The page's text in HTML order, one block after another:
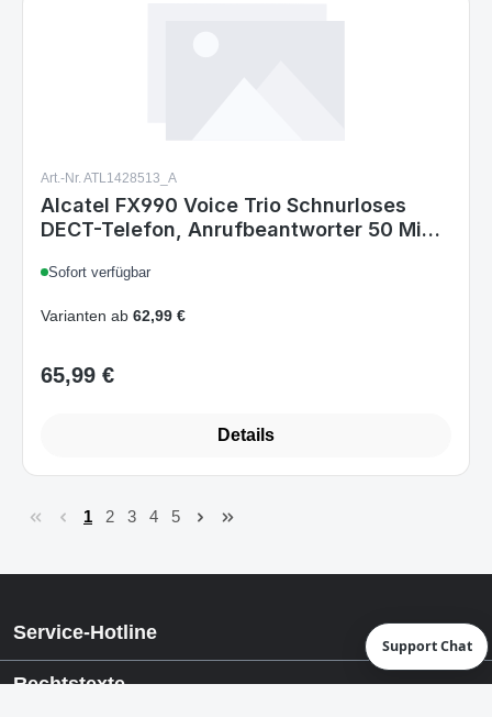
Art.-Nr. ATL1428513_A
Alcatel FX990 Voice Trio Schnurloses
DECT-Telefon, Anrufbeantworter 50 Min.,
3 Mobilteile, Farbdisplay, Freisprechen,
Anrufsperre, Schwarz/Grau
Sofort verfügbar
Varianten ab 62,99 €
Regulärer Preis:
65,99 €
Details
Seite
1
Seite
2
Seite
3
Seite
4
Seite
5
Service-Hotline
Rechtstexte